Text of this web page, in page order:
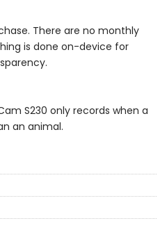
There are no monthly
is done on-device for
S230 only records when a
an animal.